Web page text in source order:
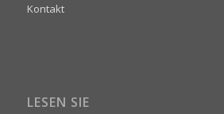
Kontakt
LESEN SIE